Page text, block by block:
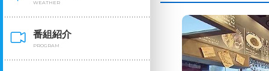
WEATHER
番組紹介
PROGRAM